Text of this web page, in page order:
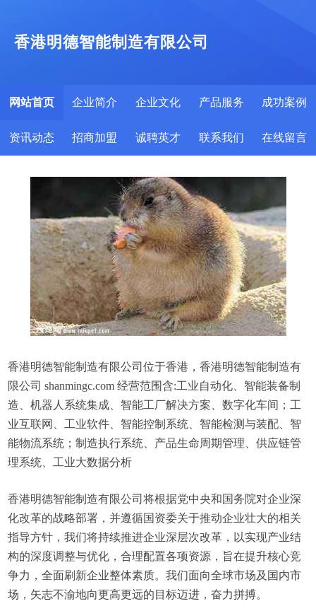
香港明德智能制造有限公司
网站首页 企业简介 企业文化 产品服务 成功案例
资讯动态 招商加盟 诚聘英才 联系我们 在线留言
香港明德智能制造有限公司位于香港，香港明德智能制造有
限公司 shanmingc.com 经营范围含:工业自动化、智能装备制
造、机器人系统集成、智能工厂解决方案、数字化车间；工
业互联网、工业软件、智能控制系统、智能检测与装配、智
能物流系统；制造执行系统、产品生命周期管理、供应链管
理系统、工业大数据分析
香港明德智能制造有限公司将根据党中央和国务院对企业深
化改革的战略部署，并遵循国资委关于推动企业壮大的相关
指导方针，我们将持续推进企业深层次改革，以实现产业结
构的深度调整与优化，合理配置各项资源，旨在提升核心竞
争力，全面刷新企业整体素质。我们面向全球市场及国内市
场，矢志不渝地向更高更远的目标迈进，奋力拼搏。